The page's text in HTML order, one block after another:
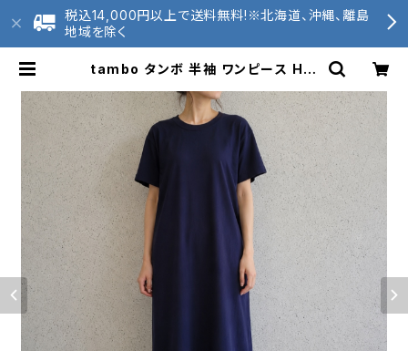
税込14,000円以上で送料無料!※北海道、沖縄、離島
地域を除く
tambo タンボ 半袖 ワンピース Hig
詰め 吊り編み | 2020tunagu 和
歌山ニット